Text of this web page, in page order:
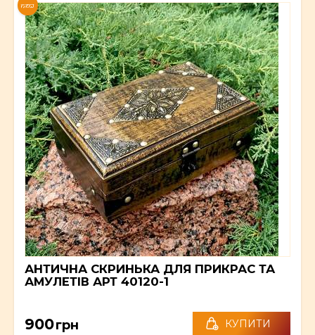
NEW
АНТИЧНА СКРИНЬКА ДЛЯ ПРИКРАС ТА
АМУЛЕТІВ АРТ 40120-1
900грн КУПИТИ